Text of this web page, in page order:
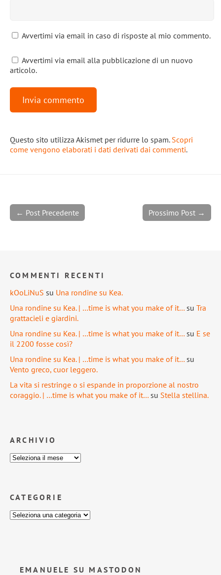
Avvertimi via email in caso di risposte al mio commento.
Avvertimi via email alla pubblicazione di un nuovo
articolo.
Questo sito utilizza Akismet per ridurre lo spam. Scopri
come vengono elaborati i dati derivati dai commenti.
Prossimo Post →
← Post Precedente
COMMENTI RECENTI
kOoLiNuS su Una rondine su Kea.
Una rondine su Kea. | …time is what you make of it… su Tra
grattacieli e giardini.
Una rondine su Kea. | …time is what you make of it… su E se
il 2200 fosse così?
Una rondine su Kea. | …time is what you make of it… su
Vento greco, cuor leggero.
La vita si restringe o si espande in proporzione al nostro
coraggio. | …time is what you make of it… su Stella stellina.
ARCHIVIO
CATEGORIE
EMANUELE SU MASTODON